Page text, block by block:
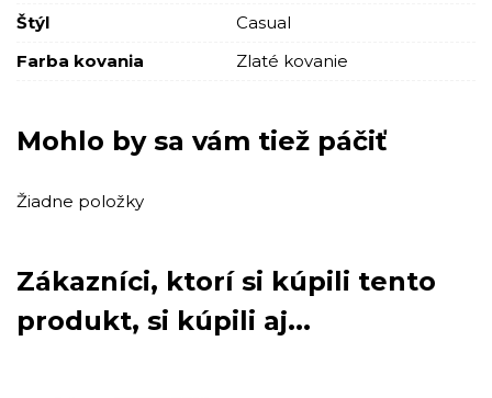
Štýl
Casual
Farba kovania
Zlaté kovanie
Mohlo by sa vám tiež páčiť
Žiadne položky
Zákazníci, ktorí si kúpili tento
produkt, si kúpili aj...